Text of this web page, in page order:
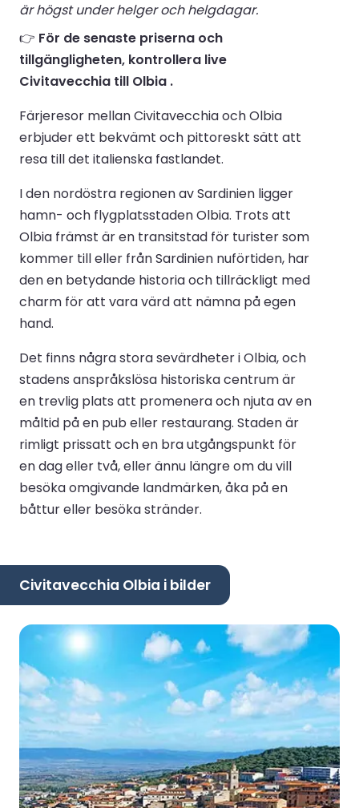
är högst under helger och helgdagar.
👉 För de senaste priserna och
tillgängligheten, kontrollera live
Civitavecchia till Olbia .
Färjeresor mellan Civitavecchia och Olbia
erbjuder ett bekvämt och pittoreskt sätt att
resa till det italienska fastlandet.
I den nordöstra regionen av Sardinien ligger
hamn- och flygplatsstaden Olbia. Trots att
Olbia främst är en transitstad för turister som
kommer till eller från Sardinien nuförtiden, har
den en betydande historia och tillräckligt med
charm för att vara värd att nämna på egen
hand.
Det finns några stora sevärdheter i Olbia, och
stadens anspråkslösa historiska centrum är
en trevlig plats att promenera och njuta av en
måltid på en pub eller restaurang. Staden är
rimligt prissatt och en bra utgångspunkt för
en dag eller två, eller ännu längre om du vill
besöka omgivande landmärken, åka på en
båttur eller besöka stränder.
Civitavecchia Olbia i bilder